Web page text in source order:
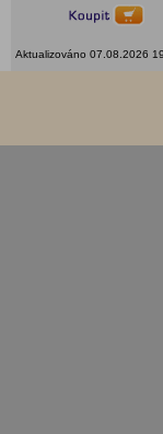
Aktualizováno 07.08.2026